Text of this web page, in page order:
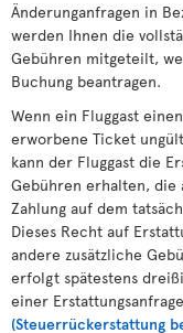
Änderunganfragen in
werden Ihnen die
Gebühren mitgeteilt,
Buchung beantragen.
Wenn ein Fluggast
erworbene Ticket
kann der Fluggast die
Gebühren erhalten, die
Zahlung auf dem
Dieses Recht auf
andere zusätzliche
erfolgt spätestens
einer
(Steuerrückerstattung